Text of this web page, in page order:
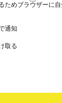
ためブラウザーに
通知
取る